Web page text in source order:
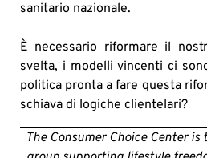
sanitario nazionale.
È necessario riformare il
svelta, i modelli vincenti ci
politica pronta a fare questa
schiava di logiche clientelari?
The Consumer Choice Center